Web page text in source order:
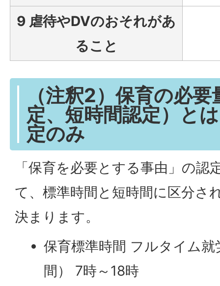
9 虐待やDVのおそれがあ
ること
（注釈2）保育の必
定、短時間認定）と
定のみ
「保育を必要とする事由」の認
て、標準時間と短時間に区分さ
決まります。
保育標準時間 フルタイム就
間） 7時～18時